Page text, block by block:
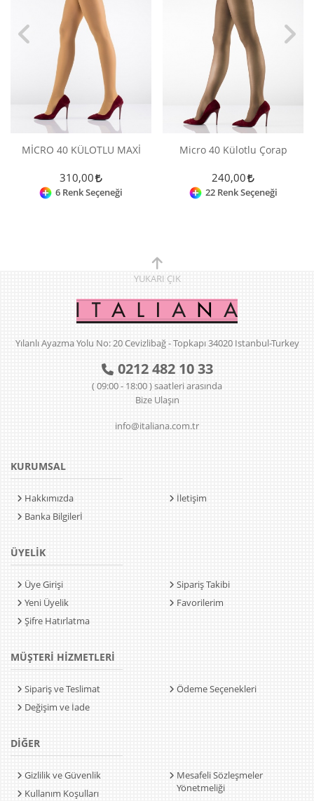
MİCRO 40 KÜLOTLU MAXİ
310,00
6 Renk Seçeneği
Micro 40 Külotlu Çorap
240,00
22 Renk Seçeneği
YUKARI ÇIK
Yılanlı Ayazma Yolu No: 20 Cevizlibağ - Topkapı 34020 Istanbul-Turkey
0212 482 10 33
( 09:00 - 18:00 ) saatleri arasında
Bize Ulaşın
info@italiana.com.tr
KURUMSAL
Hakkımızda
Banka Bilgilerİ
İletişim
ÜYELİK
Üye Girişi
Yeni Üyelik
Şifre Hatırlatma
Sipariş Takibi
Favorilerim
MÜŞTERİ HİZMETLERİ
Sipariş ve Teslimat
Değişim ve İade
Ödeme Seçenekleri
DİĞER
Gizlilik ve Güvenlik
Kullanım Koşulları
Mesafeli Sözleşmeler
Yönetmeliği